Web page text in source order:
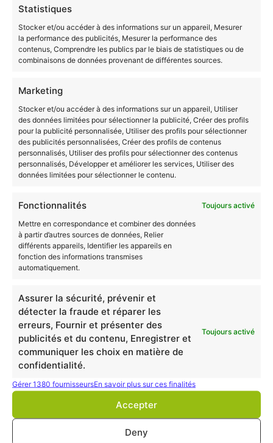
Statistiques
Stocker et/ou accéder à des informations sur un appareil, Mesurer
la performance des publicités, Mesurer la performance des
contenus, Comprendre les publics par le biais de statistiques ou de
combinaisons de données provenant de différentes sources.
Marketing
Stocker et/ou accéder à des informations sur un appareil, Utiliser
des données limitées pour sélectionner la publicité, Créer des profils
pour la publicité personnalisée, Utiliser des profils pour sélectionner
des publicités personnalisées, Créer des profils de contenus
personnalisés, Utiliser des profils pour sélectionner des contenus
personnalisés, Développer et améliorer les services, Utiliser des
données limitées pour sélectionner le contenu.
Fonctionnalités
Toujours activé
Mettre en correspondance et combiner des données
à partir d’autres sources de données, Relier
différents appareils, Identifier les appareils en
fonction des informations transmises
automatiquement.
Assurer la sécurité, prévenir et
détecter la fraude et réparer les
erreurs, Fournir et présenter des
publicités et du contenu, Enregistrer et
communiquer les choix en matière de
confidentialité.
Toujours activé
Gérer 1380 fournisseursEn savoir plus sur ces finalités
Accepter
Deny
Déploiement d’applications communicantes et
sécurisées
Administration, gestion et exploitation des données
système d’information
Ainsi, pour atteindre la certification, vous devez
réussir durant votre validation au moins75% des
modulesdans chaque section de compétences.
Source :France Compétences
VAE BUT spécialisée dans
le domaine de
l’informatique : Les
débouchés
Emplois
Les postes occupés sont généralement les suivants :
Concepteur développeur (applications, mobile,
web, IoT, jeux vidéos…)
DevOps
Testeur
Diplômes